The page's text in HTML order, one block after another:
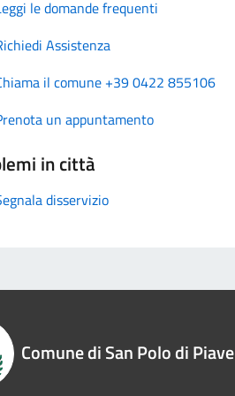
le domande frequenti
Assistenza
il comune +39 0422 855106
un appuntamento
in città
disservizio
Comune di San Polo di Piave